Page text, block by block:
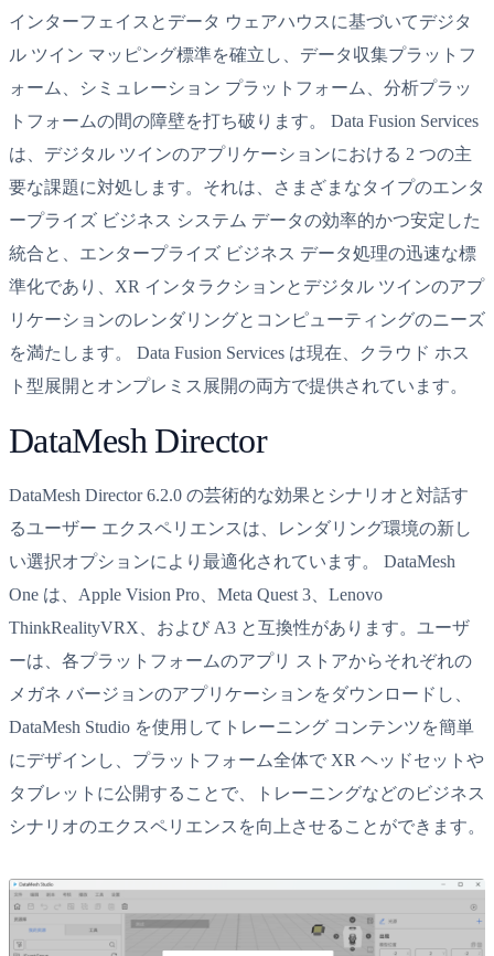
インターフェイスとデータ ウェアハウスに基づいてデジタ
ル ツイン マッピング標準を確立し、データ収集プラットフ
ォーム、シミュレーション プラットフォーム、分析プラッ
トフォームの間の障壁を打ち破ります。 Data Fusion Services
は、デジタル ツインのアプリケーションにおける 2 つの主
要な課題に対処します。それは、さまざまなタイプのエンタ
ープライズ ビジネス システム データの効率的かつ安定した
統合と、エンタープライズ ビジネス データ処理の迅速な標
準化であり、XR インタラクションとデジタル ツインのアプ
リケーションのレンダリングとコンピューティングのニーズ
を満たします。 Data Fusion Services は現在、クラウド ホス
ト型展開とオンプレミス展開の両方で提供されています。
DataMesh Director
DataMesh Director 6.2.0 の芸術的な効果とシナリオと対話す
るユーザー エクスペリエンスは、レンダリング環境の新し
い選択オプションにより最適化されています。 DataMesh
One は、Apple Vision Pro、Meta Quest 3、Lenovo
ThinkRealityVRX、および A3 と互換性があります。ユーザ
ーは、各プラットフォームのアプリ ストアからそれぞれの
メガネ バージョンのアプリケーションをダウンロードし、
DataMesh Studio を使用してトレーニング コンテンツを簡単
にデザインし、プラットフォーム全体で XR ヘッドセットや
タブレットに公開することで、トレーニングなどのビジネス
シナリオのエクスペリエンスを向上させることができます。